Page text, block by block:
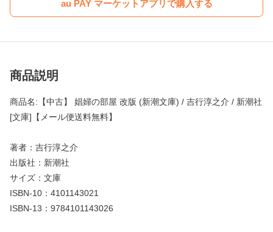
au PAY マーケットアプリで購入する
商品説明
商品名:【中古】 娼婦の部屋 改版 (新潮文庫) / 吉行淳之介 / 新潮社
[文庫]【メール便送料無料】
著者：吉行淳之介
出版社：新潮社
サイズ：文庫
ISBN-10：4101143021
ISBN-13：9784101143026